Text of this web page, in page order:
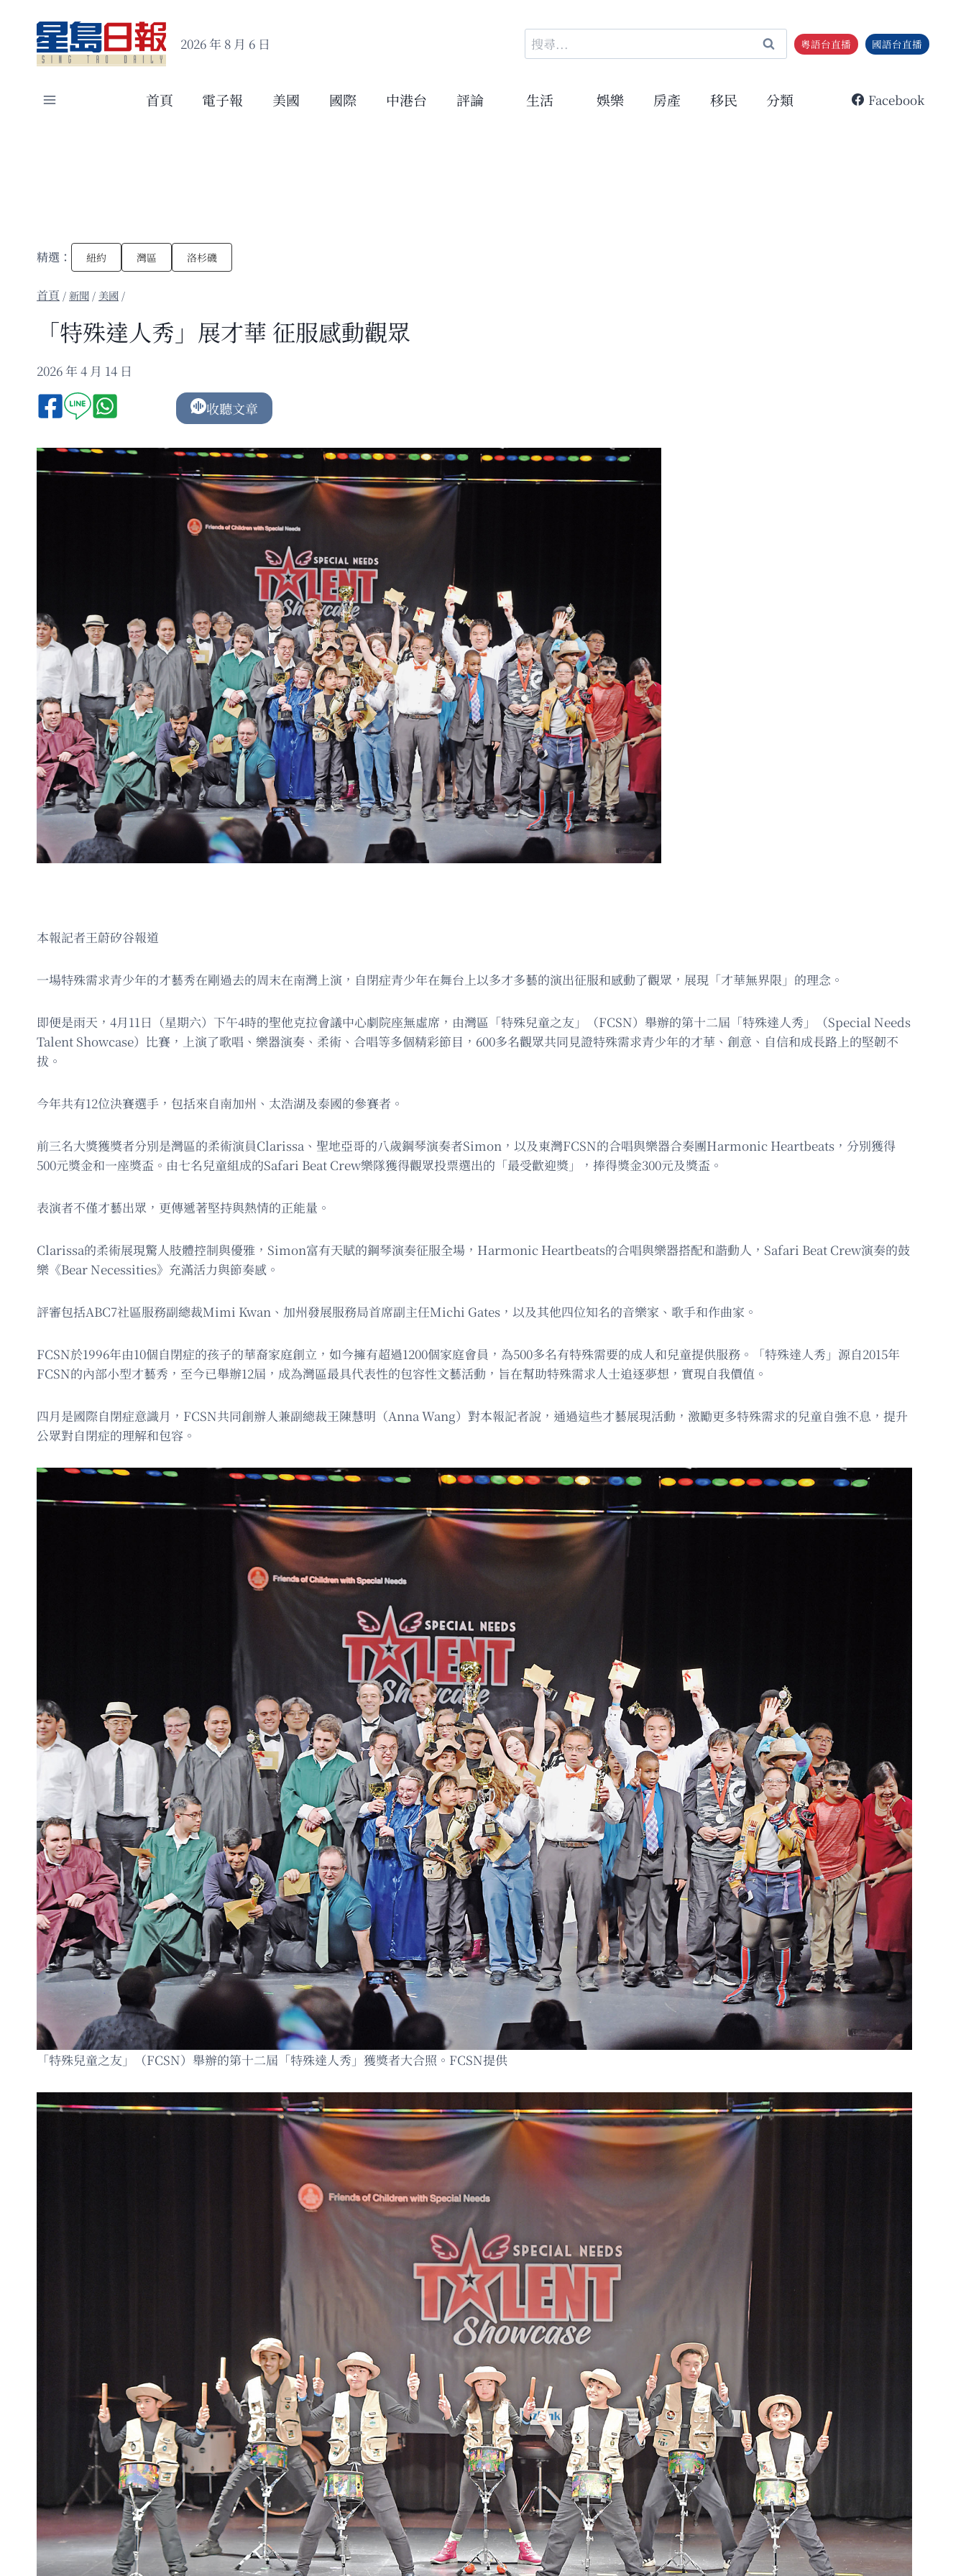
content
2026 年 8 月 6 日
搜
尋
鍵
粵語台直播 國語台直播
首頁 電子報 美國 國際 中港台 評論 生活 娛樂 房產 移民 分類 Facebook
精選： 紐約 灣區 洛杉磯
/新聞 / 美國 /
「特殊達人秀」展才華 征服感動觀眾
2026 年 4 月 14 日
收聽文章
本報記者王蔚矽谷報道
一場特殊需求青少年的才藝秀在剛過去的周末在南灣上演，自閉症青少年在舞台上以多才多藝的演出征服和感動了觀眾，展現「才華無界限」的理念。
即便是雨天，4月11日（星期六）下午4時的聖他克拉會議中心劇院座無虛席，由灣區「特殊兒童之友」（FCSN）舉辦的第十二屆「特殊達人秀」（Special Needs
Talent Showcase）比賽，上演了歌唱、樂器演奏、柔術、合唱等多個精彩節目，600多名觀眾共同見證特殊需求青少年的才華、創意、自信和成長路上的堅韌不
拔。
今年共有12位決賽選手，包括來自南加州、太浩湖及泰國的參賽者。
前三名大獎獲獎者分別是灣區的柔術演員Clarissa、聖地亞哥的八歲鋼琴演奏者Simon，以及東灣FCSN的合唱與樂器合奏團Harmonic Heartbeats，分別獲得
500元獎金和一座獎盃。由七名兒童組成的Safari Beat Crew樂隊獲得觀眾投票選出的「最受歡迎獎」，捧得獎金300元及獎盃。
表演者不僅才藝出眾，更傳遞著堅持與熱情的正能量。
Clarissa的柔術展現驚人肢體控制與優雅，Simon富有天賦的鋼琴演奏征服全場，Harmonic Heartbeats的合唱與樂器搭配和諧動人，Safari Beat Crew演奏的鼓
樂《Bear Necessities》充滿活力與節奏感。
評審包括ABC7社區服務副總裁Mimi Kwan、加州發展服務局首席副主任Michi Gates，以及其他四位知名的音樂家、歌手和作曲家。
FCSN於1996年由10個自閉症的孩子的華裔家庭創立，如今擁有超過1200個家庭會員，為500多名有特殊需要的成人和兒童提供服務。「特殊達人秀」源自2015年
FCSN的內部小型才藝秀，至今已舉辦12屆，成為灣區最具代表性的包容性文藝活動，旨在幫助特殊需求人士追逐夢想，實現自我價值。
四月是國際自閉症意識月，FCSN共同創辦人兼副總裁王陳慧明（Anna Wang）對本報記者說，通過這些才藝展現活動，激勵更多特殊需求的兒童自強不息，提升
公眾對自閉症的理解和包容。
「特殊兒童之友」（FCSN）舉辦的第十二屆「特殊達人秀」獲獎者大合照。FCSN提供